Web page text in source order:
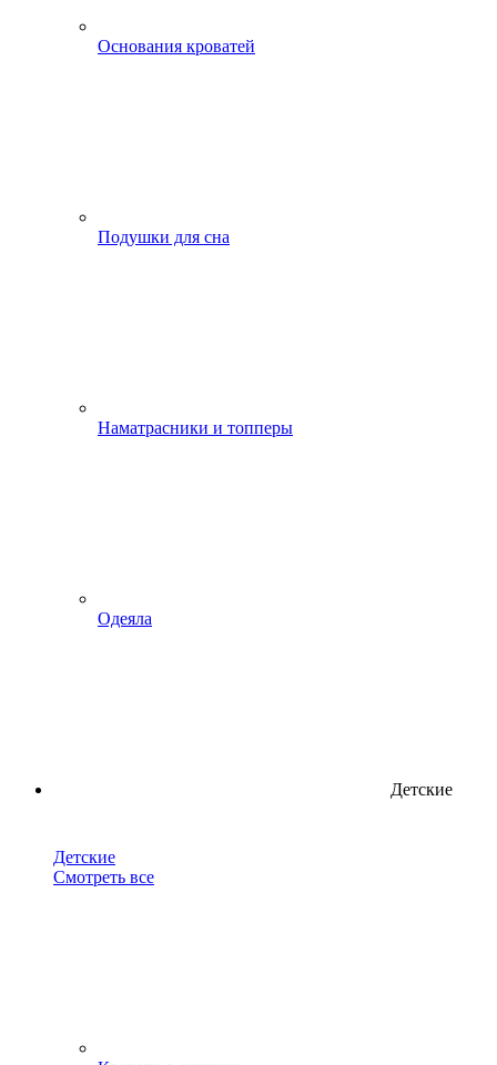
Основания кроватей
Подушки для сна
Наматрасники и топперы
Одеяла
Детские
Детские
Смотреть все